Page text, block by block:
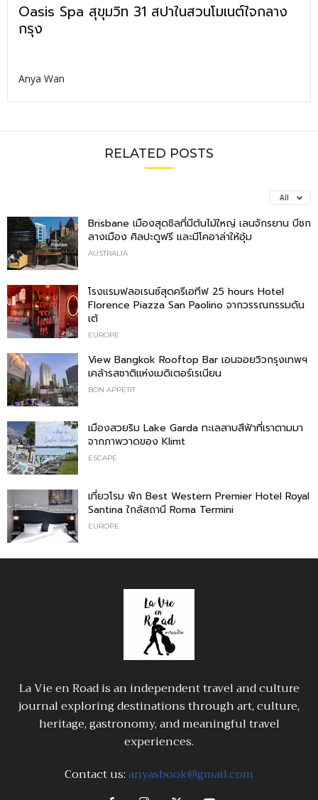
Oasis Spa สุขุมวิท 31 สปาในสวนโมเนต์ใจกลาง
กรุง
Anya Wan
RELATED POSTS
All
Brisbane เมืองสุดชิลที่มีต้นไม้ใหญ่ เลนจักรยาน บีชก
ลางเมือง ศิลปะดูฟรี และมีโคอาล่าให้อุ้ม
AUSTRALIA
โรงแรมฟลอเรนซ์สุดครีเอทีฟ 25 hours Hotel
Florence Piazza San Paolino จากวรรณกรรมดัน
เต้
EUROPE
View Bangkok Rooftop Bar เอนจอยวิวกรุงเทพฯ
เคล้ารสชาติแห่งเมดิเตอร์เรเนียน
BON APPETIT
เมืองสวยริม Lake Garda ทะเลสาบสีฟ้าที่เราตามมา
จากภาพวาดของ Klimt
ESCAPE
เที่ยวโรม พัก Best Western Premier Hotel Royal
Santina ใกล้สถานี Roma Termini
EUROPE
La Vie en Road is an independent travel and culture
journal exploring destinations through art, culture,
heritage, gastronomy, and meaningful travel
experiences.
Contact us:anyasbook@gmail.com